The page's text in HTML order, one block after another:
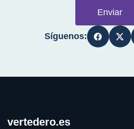
Enviar
Síguenos:
vertedero.es